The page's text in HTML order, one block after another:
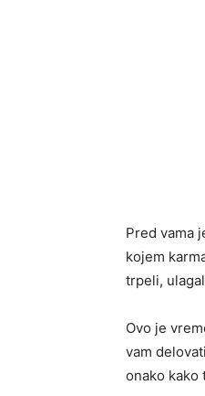
Pred vama
kojem
trpeli,
Ovo je
vam
onako kako